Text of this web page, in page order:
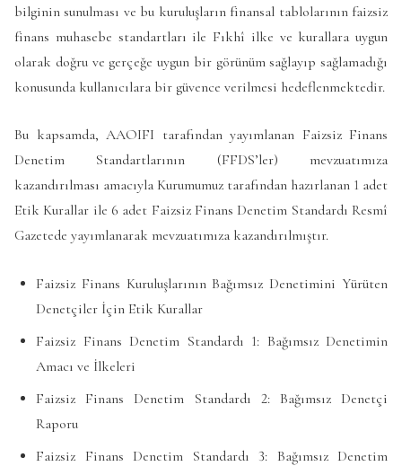
bilginin sunulması ve bu kuruluşların finansal tablolarının faizsiz
finans muhasebe standartları ile Fıkhî ilke ve kurallara uygun
olarak doğru ve gerçeğe uygun bir görünüm sağlayıp sağlamadığı
konusunda kullanıcılara bir güvence verilmesi hedeflenmektedir.
Bu kapsamda, AAOIFI tarafından yayımlanan Faizsiz Finans
Denetim Standartlarının (FFDS’ler) mevzuatımıza
kazandırılması amacıyla Kurumumuz tarafından hazırlanan 1 adet
Etik Kurallar ile 6 adet Faizsiz Finans Denetim Standardı Resmî
Gazetede yayımlanarak mevzuatımıza kazandırılmıştır.
Faizsiz Finans Kuruluşlarının Bağımsız Denetimini Yürüten
Denetçiler İçin Etik Kurallar
Faizsiz Finans Denetim Standardı 1: Bağımsız Denetimin
Amacı ve İlkeleri
Faizsiz Finans Denetim Standardı 2: Bağımsız Denetçi
Raporu
Faizsiz Finans Denetim Standardı 3: Bağımsız Denetim